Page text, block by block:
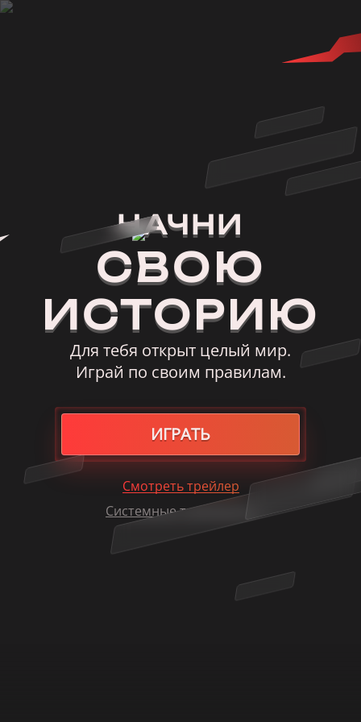
НАЧНИ
СВОЮ
ИСТОРИЮ
Для тебя открыт целый мир.
Играй по своим правилам.
ИГРАТЬ
Смотреть трейлер
Системные требования